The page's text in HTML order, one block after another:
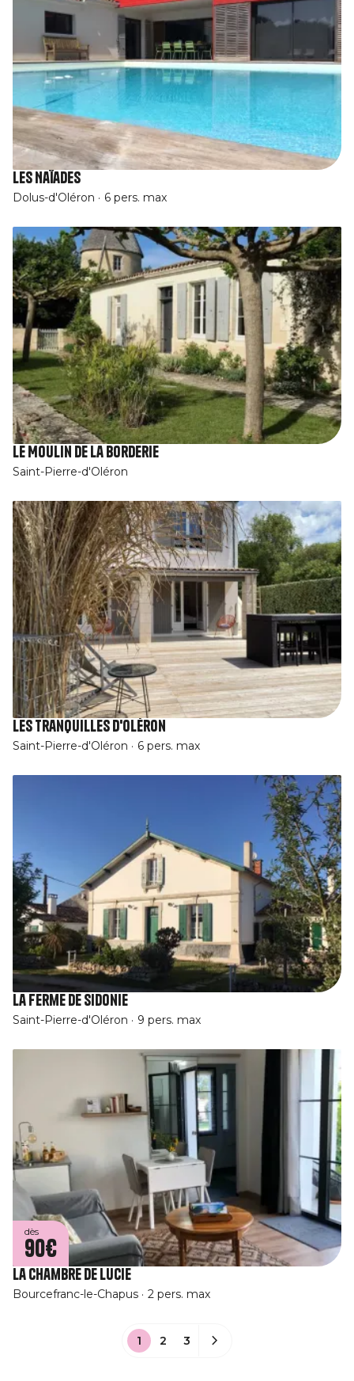
Les Naïades
Dolus-d'Oléron 6 pers. max
Le Moulin de la Borderie
Saint-Pierre-d'Oléron
Les Tranquilles d'Oléron
Saint-Pierre-d'Oléron 6 pers. max
La Ferme de Sidonie
Saint-Pierre-d'Oléron 9 pers. max
dès
90€
La Chambre de Lucie
Bourcefranc-le-Chapus 2 pers. max
1 2 3